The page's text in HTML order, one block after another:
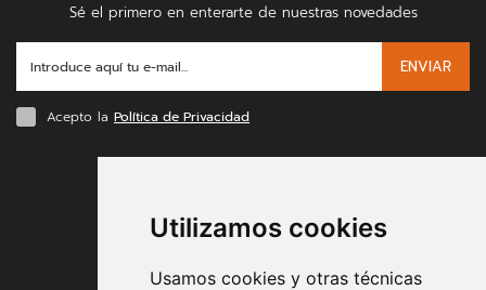
Utilizamos cookies
Usamos cookies y otras técnicas
Sé el primero en enterarte de nuestras novedades
ENVIAR
Acepto la Política de Privacidad